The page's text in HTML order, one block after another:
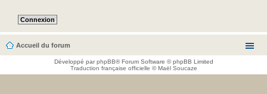
Accueil du forum
Développé parphpBB® Forum Software © phpBB Limited
Traduction française officielle ©Maël Soucaze